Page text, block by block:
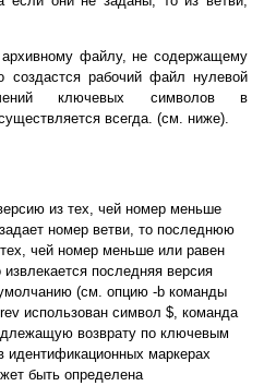
файлу, не содержащему
создастся рабочий файл нулевой
ключевых символов в
всегда. (см. ниже).
из тех, чей номер меньше
номер ветви, то последнюю
чей номер меньше или равен
последняя версия
(см. опцию -b команды
использован символ $, команда
возврату по ключевым
маркерах
быть определена